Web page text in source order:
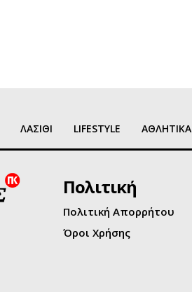
ΛΑΣΙΘΙ LIFESTYLE ΑΘΛΗΤΙΚΑ
Πολιτική
Πολιτική Απορρήτου
Όροι Χρήσης